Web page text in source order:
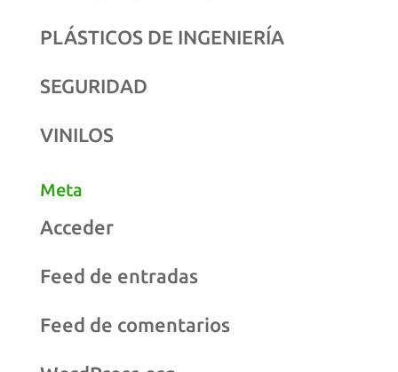
PLÁSTICOS DE INGENIERÍA
SEGURIDAD
VINILOS
Meta
Acceder
Feed de entradas
Feed de comentarios